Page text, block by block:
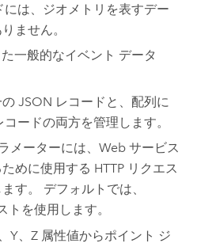
は、ジオメトリを表すデー
ません。
一般的なイベント データ
JSON レコードと、配列に
ードの両方を管理します。
メーターには、Web サービス
めに使用する HTTP リクエス
す。 デフォルトでは、
トを使用します。
Y、Z 属性値からポイント ジ